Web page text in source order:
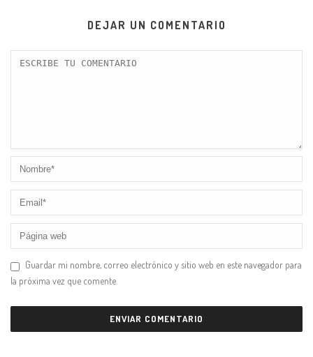
DEJAR UN COMENTARIO
Guardar mi nombre, correo electrónico y sitio web en este navegador para
la próxima vez que comente.